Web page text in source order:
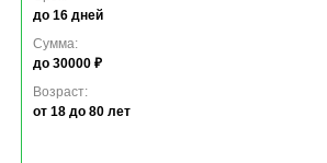
до 16 дней
Сумма:
до 30000 ₽
Возраст:
от 18 до 80 лет